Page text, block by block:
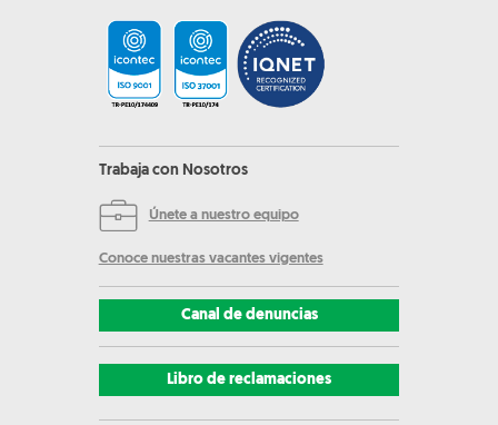
Trabaja con Nosotros
Únete a nuestro equipo
Conoce nuestras vacantes vigentes
Canal de denuncias
Libro de reclamaciones